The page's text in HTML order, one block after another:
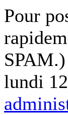
Pour
lundi